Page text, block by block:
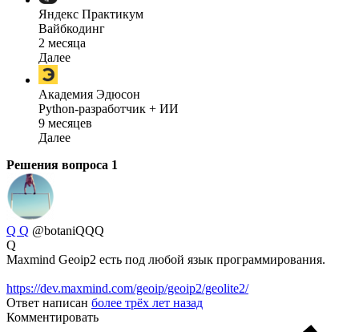
Яндекс Практикум
Вайбкодинг
2 месяца
Далее
Академия Эдюсон
Python-разработчик + ИИ
9 месяцев
Далее
Решения вопроса 1
Q Q @botaniQQQ
Q
Maxmind Geoip2 есть под любой язык программирования.
https://dev.maxmind.com/geoip/geoip2/geolite2/
Ответ написан более трёх лет назад
Комментировать